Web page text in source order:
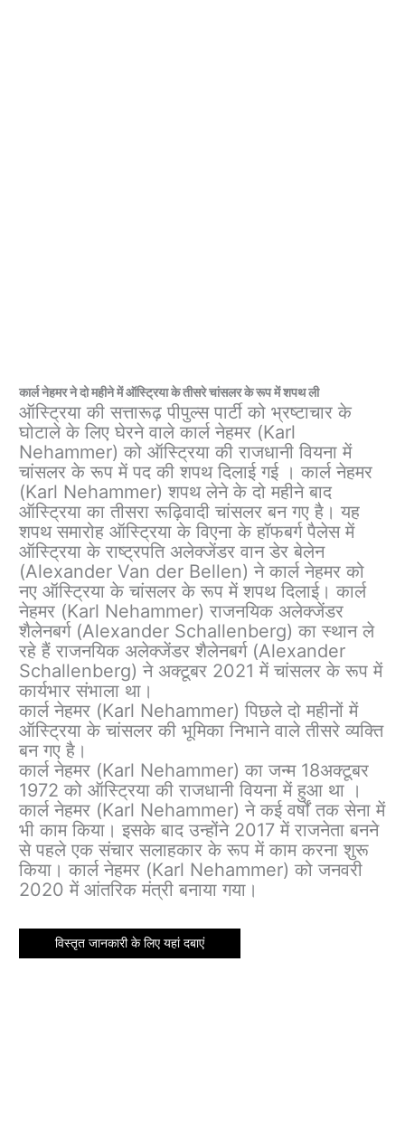
कार्ल नेहमर ने दो महीने में ऑस्ट्रिया के तीसरे चांसलर के रूप में शपथ ली
ऑस्ट्रिया की सत्तारूढ़ पीपुल्स पार्टी को भ्रष्टाचार के
घोटाले के लिए घेरने वाले कार्ल नेहमर (Karl
Nehammer) को ऑस्ट्रिया की राजधानी वियना में
चांसलर के रूप में पद की शपथ दिलाई गई । कार्ल नेहमर
(Karl Nehammer) शपथ लेने के दो महीने बाद
ऑस्ट्रिया का तीसरा रूढ़िवादी चांसलर बन गए है। यह
शपथ समारोह ऑस्ट्रिया के विएना के हॉफबर्ग पैलेस में
ऑस्ट्रिया के राष्ट्रपति अलेक्जेंडर वान डेर बेलेन
(Alexander Van der Bellen) ने कार्ल नेहमर को
नए ऑस्ट्रिया के चांसलर के रूप में शपथ दिलाई। कार्ल
नेहमर (Karl Nehammer) राजनयिक अलेक्जेंडर
शैलेनबर्ग (Alexander Schallenberg) का स्थान ले
रहे हैं राजनयिक अलेक्जेंडर शैलेनबर्ग (Alexander
Schallenberg) ने अक्टूबर 2021 में चांसलर के रूप में
कार्यभार संभाला था।
कार्ल नेहमर (Karl Nehammer) पिछले दो महीनों में
ऑस्ट्रिया के चांसलर की भूमिका निभाने वाले तीसरे व्यक्ति
बन गए है।
कार्ल नेहमर (Karl Nehammer) का जन्म 18अक्टूबर
1972 को ऑस्ट्रिया की राजधानी वियना में हुआ था ।
कार्ल नेहमर (Karl Nehammer) ने कई वर्षों तक सेना में
भी काम किया। इसके बाद उन्होंने 2017 में राजनेता बनने
से पहले एक संचार सलाहकार के रूप में काम करना शुरू
किया। कार्ल नेहमर (Karl Nehammer) को जनवरी
2020 में आंतरिक मंत्री बनाया गया।
विस्तृत जानकारी के लिए यहां दबाएं